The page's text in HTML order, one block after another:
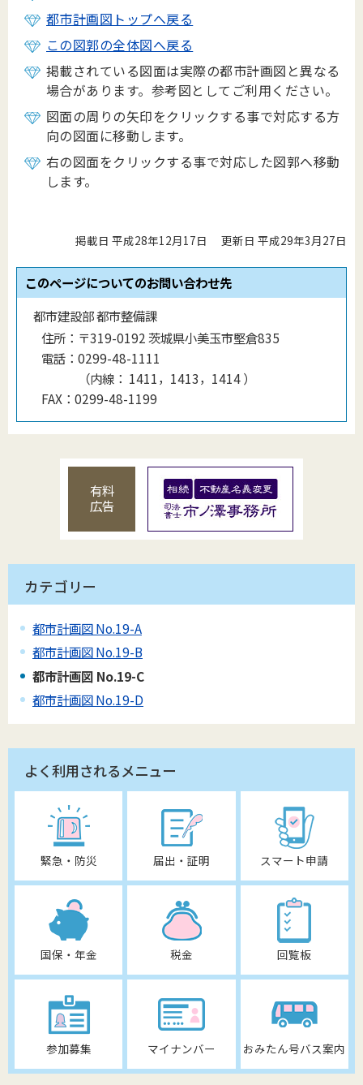
都市計画図トップへ戻る
この図郭の全体図へ戻る
掲載されている図面は実際の都市計画図と異なる
場合があります。参考図としてご利用ください。
図面の周りの矢印をクリックする事で対応する方
向の図面に移動します。
右の図面をクリックする事で対応した図郭へ移動
します。
掲載日 平成28年12月17日 更新日 平成29年3月27日
このページについてのお問い合わせ先
都市建設部 都市整備課
住所： 〒319-0192 茨城県小美玉市堅倉835
電話： 0299-48-1111
（内線 ： 1411，1413，1414）
FAX： 0299-48-1199
有料
広告
カテゴリー
都市計画図 No.19-A
都市計画図 No.19-B
都市計画図 No.19-C
都市計画図 No.19-D
よく利用されるメニュー
緊急・防災 届出・証明 スマート申請
国保・年金 税金 回覧板
参加募集 マイナンバー おみたん号バス案内